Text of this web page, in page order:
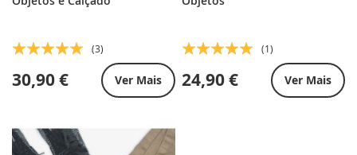
Classificação:
(3)
30,90 € Ver Mais
Classificação:
(1)
24,90 € Ver Mais